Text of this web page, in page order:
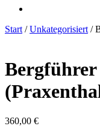
Start /Unkategorisiert /
Bergführer
360,00 €